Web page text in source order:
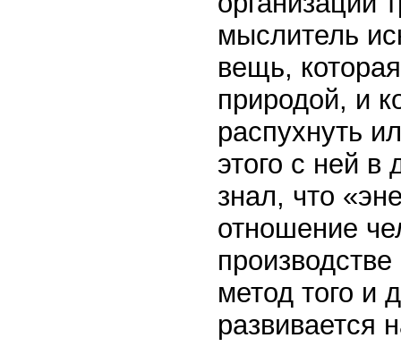
мыслитель
вещь,
природой, и
распухнуть
этого с ней в
знал, что
отношение
метод того и
развивается